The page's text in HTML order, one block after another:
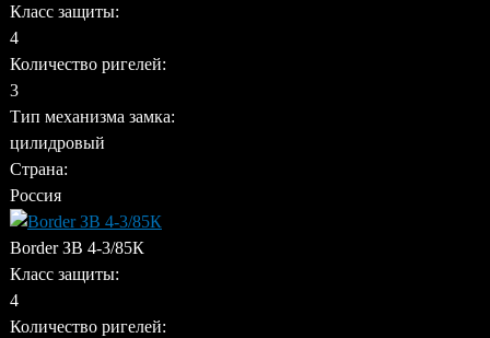
Класс защиты:
4
Количество ригелей:
3
Тип механизма замка:
цилидровый
Страна:
Россия
Border ЗВ 4-3/85К
Класс защиты:
4
Количество ригелей: